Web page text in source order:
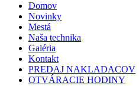
Domov
Novinky
Mestá
Naša technika
Galéria
Kontakt
PREDAJ NAKLADACOV
OTVÁRACIE HODINY